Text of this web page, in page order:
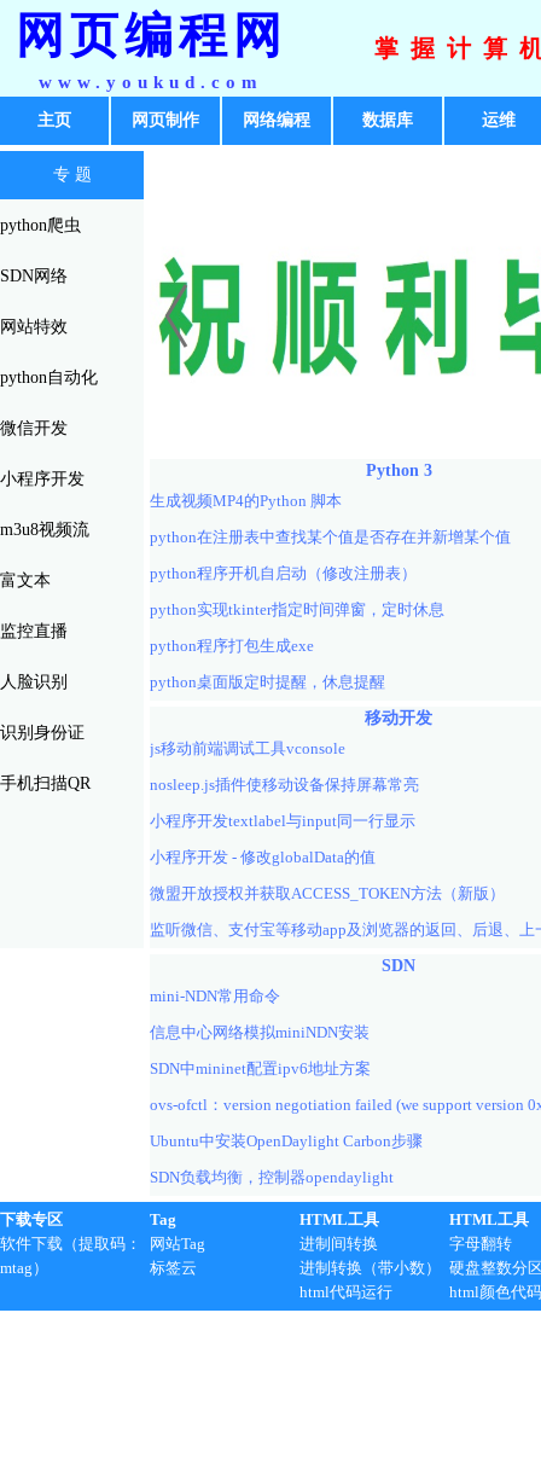
网页编程网
www.youkud.com
掌握计算
主页 网页制作 网络编程 数据库 运维
专 题
python爬虫
SDN网络
网站特效
python自动化
微信开发
小程序开发
m3u8视频流
富文本
监控直播
人脸识别
识别身份证
手机扫描QR
Python 3
生成视频MP4的Python 脚本
python在注册表中查找某个值是否存在并新增某个值
python程序开机自启动（修改注册表）
python实现tkinter指定时间弹窗，定时休息
python程序打包生成exe
python桌面版定时提醒，休息提醒
移动开发
js移动前端调试工具vconsole
nosleep.js插件使移动设备保持屏幕常亮
小程序开发textlabel与input同一行显示
小程序开发 - 修改globalData的值
微盟开放授权并获取ACCESS_TOKEN方法（新版）
SDN
mini-NDN常用命令
信息中心网络模拟miniNDN安装
SDN中mininet配置ipv6地址方案
ovs-ofctl：version negotiation failed (we support version
Ubuntu中安装OpenDaylight Carbon步骤
SDN负载均衡，控制器opendaylight
下载专区
软件下载（提取码：
mtag）
Tag
网站Tag
标签云
HTML工具
进制间转换
进制转换（带小数）
html代码运行
HTML工具
字母翻转
硬盘整数分
html颜色代码